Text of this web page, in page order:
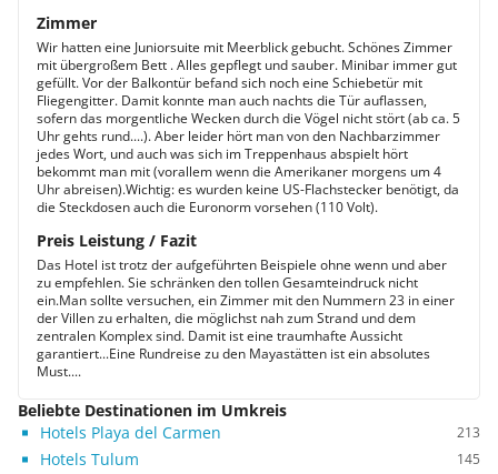
Zimmer
Wir hatten eine Juniorsuite mit Meerblick gebucht. Schönes Zimmer
mit übergroßem Bett . Alles gepflegt und sauber. Minibar immer gut
gefüllt. Vor der Balkontür befand sich noch eine Schiebetür mit
Fliegengitter. Damit konnte man auch nachts die Tür auflassen,
sofern das morgentliche Wecken durch die Vögel nicht stört (ab ca. 5
Uhr gehts rund....). Aber leider hört man von den Nachbarzimmer
jedes Wort, und auch was sich im Treppenhaus abspielt hört
bekommt man mit (vorallem wenn die Amerikaner morgens um 4
Uhr abreisen).Wichtig: es wurden keine US-Flachstecker benötigt, da
die Steckdosen auch die Euronorm vorsehen (110 Volt).
Preis Leistung / Fazit
Das Hotel ist trotz der aufgeführten Beispiele ohne wenn und aber
zu empfehlen. Sie schränken den tollen Gesamteindruck nicht
ein.Man sollte versuchen, ein Zimmer mit den Nummern 23 in einer
der Villen zu erhalten, die möglichst nah zum Strand und dem
zentralen Komplex sind. Damit ist eine traumhafte Aussicht
garantiert...Eine Rundreise zu den Mayastätten ist ein absolutes
Must....
Beliebte Destinationen im Umkreis
Hotels Playa del Carmen
213
Hotels Tulum 145